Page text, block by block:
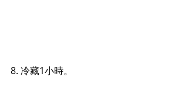
8. 冷藏1小時。